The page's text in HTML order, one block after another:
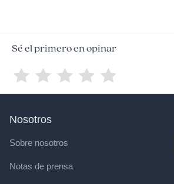
Sé el primero en opinar
Nosotros
Sobre nosotros
Notas de prensa